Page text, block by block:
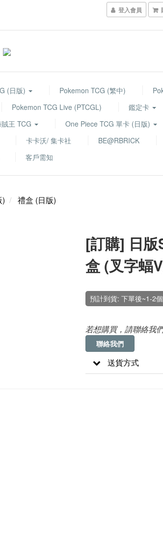
登入會員
(日版) Pokemon TCG (繁中)
Pokemon TCG Live (PTCGL) 鑑定卡
王 TCG One Piece TCG 單卡 (日版)
卡卡沃/ 集卡社 BE@RBRICK
客戶需知
) 禮盒 (日版)
[訂購] 日
盒 (叉字蝠
預計到貨: 下單後~1-2
若想購買，請聯絡我們
聯絡我們
送貨方式